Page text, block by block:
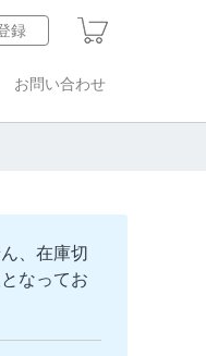
録
お問い合わせ
、在庫切
なってお